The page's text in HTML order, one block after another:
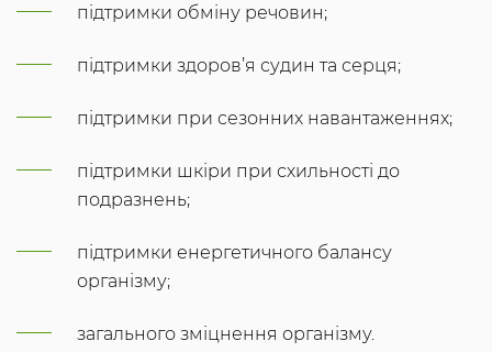
підтримки обміну речовин;
підтримки здоров’я судин та серця;
підтримки при сезонних навантаженнях;
підтримки шкіри при схильності до
подразнень;
підтримки енергетичного балансу
організму;
загального зміцнення організму.